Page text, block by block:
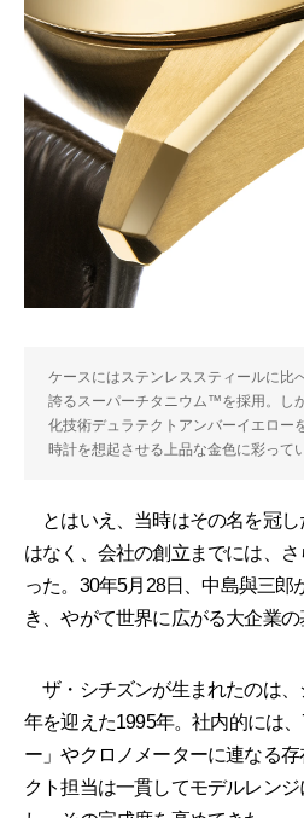
ケースにはステンレススティールに比
誇るスーパーチタニウム™を採用。し
化技術デュラテクトアンバーイエロー
時計を想起させる上品な金色に彩って
とはいえ、当時はその名を冠し
はなく、会社の創立までには、
った。30年5月28日、中島與三郎
き、やがて世界に広がる大企業の
ザ・シチズンが生まれたのは、
年を迎えた1995年。社内的には
ー」やクロノメーターに連なる
クト担当は一貫してモデルレン